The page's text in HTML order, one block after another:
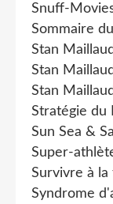
Snuff-
Sommaire
Stan Maillaud
Stan
Stan
Stratégie du
Sun Sea &
Super-
Survivre à
Syndrome